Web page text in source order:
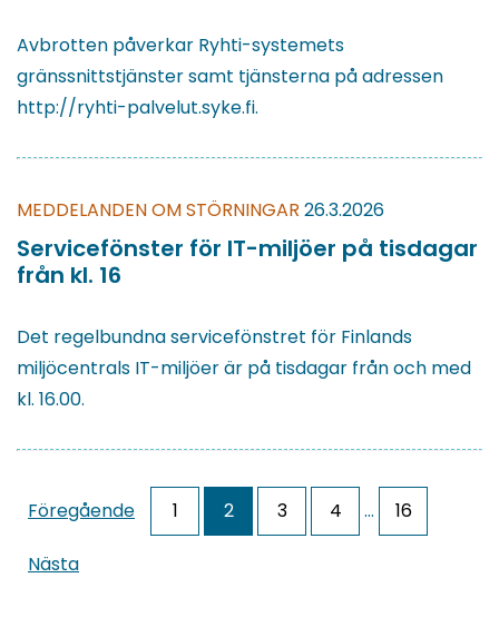
Avbrotten påverkar Ryhti-systemets
gränssnittstjänster samt tjänsterna på adressen
http://ryhti-palvelut.syke.fi.
MEDDELANDEN OM STÖRNINGAR 26.3.2026
Servicefönster för IT-miljöer på tisdagar
från kl. 16
Det regelbundna servicefönstret för Finlands
miljöcentrals IT-miljöer är på tisdagar från och med
kl. 16.00.
Föregående 1 2 3 4 … 16
Nästa